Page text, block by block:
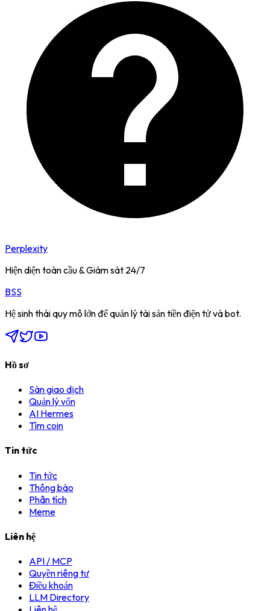
Perplexity
Hiện diện toàn cầu & Giám sát 24/7
BSS
Hệ sinh thái quy mô lớn để quản lý tài sản tiền điện tử và bot.
Hồ sơ
Sàn giao dịch
Quản lý vốn
AI Hermes
Tìm coin
Tin tức
Tin tức
Thông báo
Phân tích
Meme
Liên hệ
API / MCP
Quyền riêng tư
Điều khoản
LLM Directory